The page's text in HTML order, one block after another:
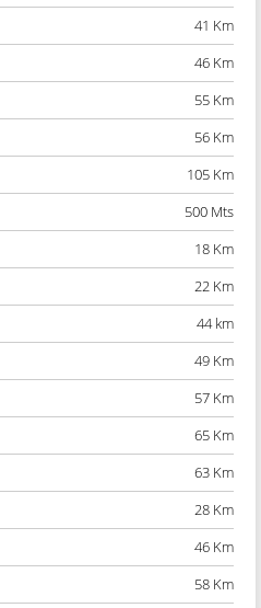
41 Km
46 Km
55 Km
56 Km
105 Km
500 Mts
18 Km
22 Km
44 km
49 Km
57 Km
65 Km
63 Km
28 Km
46 Km
58 Km